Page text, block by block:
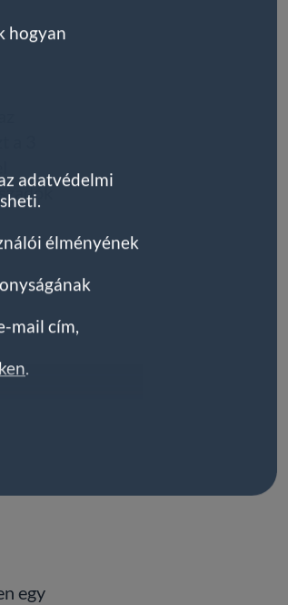
hogyan
adatvédelmi
élményének
mail cím,
.
3
egy